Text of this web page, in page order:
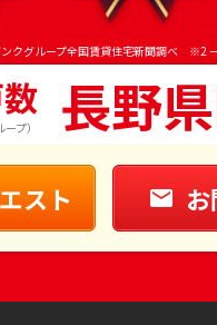
クグループ全国賃貸住宅新聞調べ ※2
プ） 長野
スト